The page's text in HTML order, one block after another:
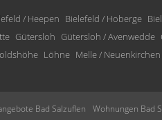
/ Heepen Bielefeld / Hoberge
Gütersloh Gütersloh / Avenwedde
Löhne Melle / Neuenkirchen
Bad Salzuflen Wohnungen Bad